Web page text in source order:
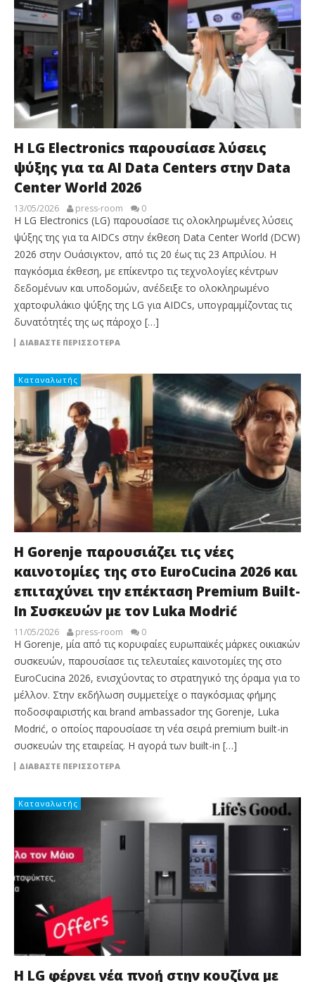
Η LG Electronics παρουσίασε λύσεις
ψύξης για τα AI Data Centers στην Data
Center World 2026
13/05/2026 press-room 0
Η LG Electronics (LG) παρουσίασε τις ολοκληρωμένες λύσεις
ψύξης της για τα AIDCs στην έκθεση Data Center World (DCW)
2026 στην Ουάσιγκτον, από τις 20 έως τις 23 Απριλίου. Η
παγκόσμια έκθεση, με επίκεντρο τις τεχνολογίες κέντρων
δεδομένων και υποδομών, ανέδειξε το ολοκληρωμένο
χαρτοφυλάκιο ψύξης της LG για AIDCs, υπογραμμίζοντας τις
δυνατότητές της ως πάροχο […]
ΔΙΑΒΆΣΤΕ ΠΕΡΙΣΣΌΤΕΡΑ
Καταναλωτής
Η Gorenje παρουσιάζει τις νέες
καινοτομίες της στο EuroCucina 2026 και
επιταχύνει την επέκταση Premium Built-
In Συσκευών με τον Luka Modrić
11/05/2026 press-room 0
Η Gorenje, μία από τις κορυφαίες ευρωπαϊκές μάρκες οικιακών
συσκευών, παρουσίασε τις τελευταίες καινοτομίες της στο
EuroCucina 2026, ενισχύοντας το στρατηγικό της όραμα για το
μέλλον. Στην εκδήλωση συμμετείχε ο παγκόσμιας φήμης
ποδοσφαιριστής και brand ambassador της Gorenje, Luka
Modrić, ο οποίος παρουσίασε τη νέα σειρά premium built-in
συσκευών της εταιρείας. Η αγορά των built-in […]
ΔΙΑΒΆΣΤΕ ΠΕΡΙΣΣΌΤΕΡΑ
Καταναλωτής
Η LG φέρνει νέα πνοή στην κουζίνα με